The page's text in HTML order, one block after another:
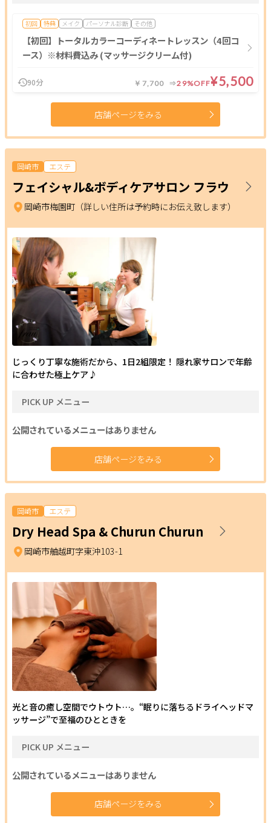
初回 特典 メイク パーソナル診断 その他
【初回】トータルカラーコーディネートレッスン（4回コ
ース）※材料費込み (マッサージクリーム付)
90分 ￥7,700 29%OFF¥5,500
店舗ページをみる
岡崎市 エステ
フェイシャル&ボディケアサロン フラウ
岡崎市梅園町（詳しい住所は予約時にお伝え致します）
じっくり丁寧な施術だから、1日2組限定！ 隠れ家サロンで年齢
に合わせた極上ケア♪
PICK UP メニュー
公開されているメニューはありません
店舗ページをみる
岡崎市 エステ
Dry Head Spa & Churun Churun
岡崎市舳越町字東沖103-1
光と音の癒し空間でウトウト…。“眠りに落ちるドライヘッドマ
ッサージ”で至福のひとときを
PICK UP メニュー
公開されているメニューはありません
店舗ページをみる
個室あり
成人式
1人のスタッフが最後まで対応
メンズにおすすめ
予約なしOK 半額
20時以降営業
モニター
女性スタッフのみ 女性専用
キッズメニュー
スクールあり
バリアフリー
少人数 資格取得支援
初心者歓迎
1day
オンライン
フリーワード
閉じる
クリア 絞り込む